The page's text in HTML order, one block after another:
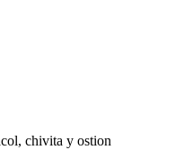
chivita y ostion